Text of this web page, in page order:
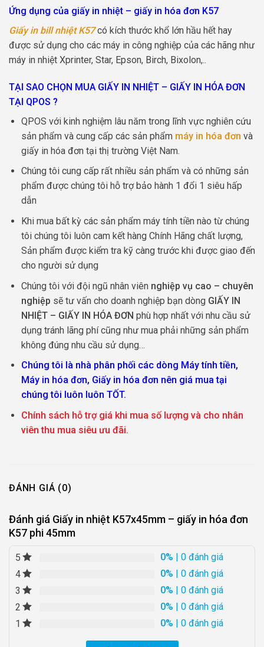
Ứng dụng của giấy in nhiệt – giấy in hóa đơn K57
Giấy in bill nhiệt K57 có kích thước khổ lớn hầu hết hay
được sử dụng cho các máy in công nghiệp của các hãng như
máy in nhiệt Xprinter, Star, Epson, Birch, Bixolon,..
TẠI SAO CHỌN MUA GIẤY IN NHIỆT – GIẤY IN HÓA ĐƠN
TẠI QPOS ?
QPOS với kinh nghiệm lâu năm trong lĩnh vực nghiên cứu
sản phẩm và cung cấp các sản phẩm máy in hóa đơn và
giấy in hóa đơn tại thị trường Việt Nam.
Chúng tôi cung cấp rất nhiều sản phẩm và có những sản
phẩm được chúng tôi hỗ trợ bảo hành 1 đổi 1 siêu hấp
dẫn
Khi mua bất kỳ các sản phẩm máy tính tiền nào từ chúng
tôi chúng tôi luôn cam kết hàng Chính Hãng chất lượng,
Sản phẩm được kiểm tra kỹ càng trước khi được giao đến
cho người sử dụng
Chúng tôi với đội ngũ nhân viên nghiệp vụ cao – chuyên
nghiệp sẽ tư vấn cho doanh nghiệp bạn dòng GIẤY IN
NHIỆT – GIẤY IN HÓA ĐƠN phù hợp nhất với nhu cầu sử
dụng tránh lãng phí cũng như mua phải những sản phẩm
không đúng nhu cầu sử dụng…
Chúng tôi là nhà phân phối các dòng Máy tính tiền,
Máy in hóa đơn, Giấy in hóa đơn nên giá mua tại
chúng tôi luôn luôn TỐT.
Chính sách hỗ trợ giá khi mua số lượng và cho nhân
viên thu mua siêu ưu đãi.
ĐÁNH GIÁ (0)
Đánh giá Giấy in nhiệt K57x45mm – giấy in hóa đơn
K57 phi 45mm
5 0% | 0 đánh giá
4
0% | 0 đánh giá
3
0% | 0 đánh giá
2
0% | 0 đánh giá
1
0% | 0 đánh giá